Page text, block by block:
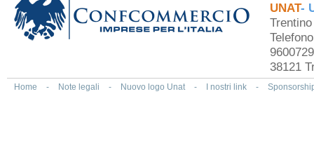
UNAT-
38121
Home - Note legali - Nuovo logo Unat - I nostri link -